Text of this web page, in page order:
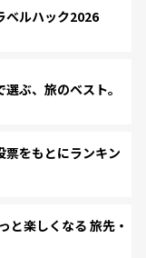
ルハック2026
ぶ、旅のベスト。
をもとにランキン
楽しくなる 旅先・